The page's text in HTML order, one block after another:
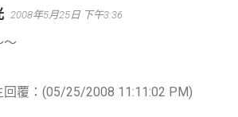
2008年5月25日 下午3:36
～
回覆：(05/25/2008 11:11:02 PM)